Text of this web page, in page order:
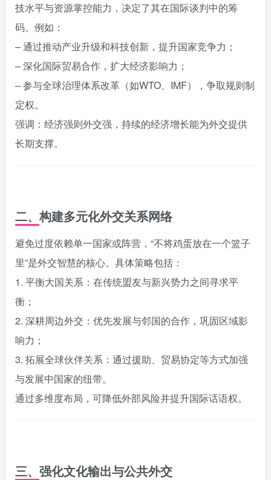
技水平与资源掌控能力，决定了其在国际谈判中的筹
码。例如：
– 通过推动产业升级和科技创新，提升国家竞争力；
– 深化国际贸易合作，扩大经济影响力；
– 参与全球治理体系改革（如WTO、IMF），争取规则制
定权。
强调：经济强则外交强，持续的经济增长能为外交提供
长期支撑。
二、构建多元化外交关系网络
避免过度依赖单一国家或阵营，“不将鸡蛋放在一个篮子
里”是外交智慧的核心。具体策略包括：
1. 平衡大国关系：在传统盟友与新兴势力之间寻求平
衡；
2. 深耕周边外交：优先发展与邻国的合作，巩固区域影
响力；
3. 拓展全球伙伴关系：通过援助、贸易协定等方式加强
与发展中国家的纽带。
通过多维度布局，可降低外部风险并提升国际话语权。
三、强化文化输出与公共外交